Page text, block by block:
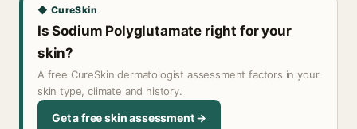
◆ CureSkin
Is Sodium Polyglutamate right for your
skin?
A free CureSkin dermatologist assessment factors in your
skin type, climate and history.
Get a free skin assessment →